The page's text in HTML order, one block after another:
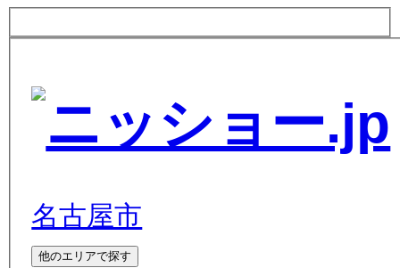
名古屋市
他のエリアで探す